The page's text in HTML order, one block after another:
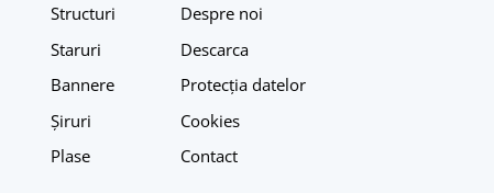
Structuri
Staruri
Bannere
Șiruri
Plase
Despre noi
Descarca
Protecția datelor
Cookies
Contact